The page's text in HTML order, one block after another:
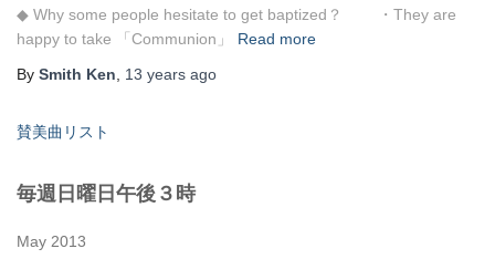
◆ Why some people hesitate to get baptized？ ・They are
happy to take 「Communion」
Read more
By Smith Ken 13 years ago
賛美曲リスト
毎週日曜日午後３時
May 2013